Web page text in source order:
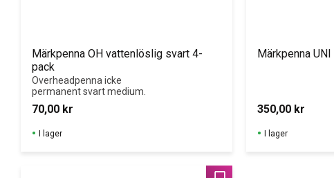
Märkpenna OH vattenlöslig svart 4-
pack
Overheadpenna icke
permanent svart medium.
70,00 kr
I lager
Märkpenna
350,00 kr
I lager